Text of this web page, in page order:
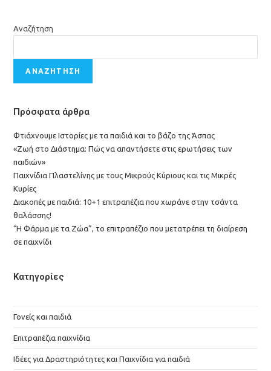
Αναζήτηση
ΑΝΑΖΉΤΗΣΗ
Πρόσφατα άρθρα
Φτιάχνουμε Ιστορίες με τα παιδιά και το βάζο της Άσπας
«Ζωή στο Διάστημα: Πώς να απαντήσετε στις ερωτήσεις των
παιδιών»
Παιχνίδια Πλαστελίνης με τους Μικρούς Κύριους και τις Μικρές
Κυρίες
Διακοπές με παιδιά: 10+1 επιτραπέζια που χωράνε στην τσάντα
θαλάσσης!
“Η Φάρμα με τα Ζώα”, το επιτραπέζιο που μετατρέπει τη διαίρεση
σε παιχνίδι
Κατηγορίες
Γονείς και παιδιά
Επιτραπέζια παιχνίδια
Ιδέες για Δραστηριότητες και Παιχνίδια για παιδιά